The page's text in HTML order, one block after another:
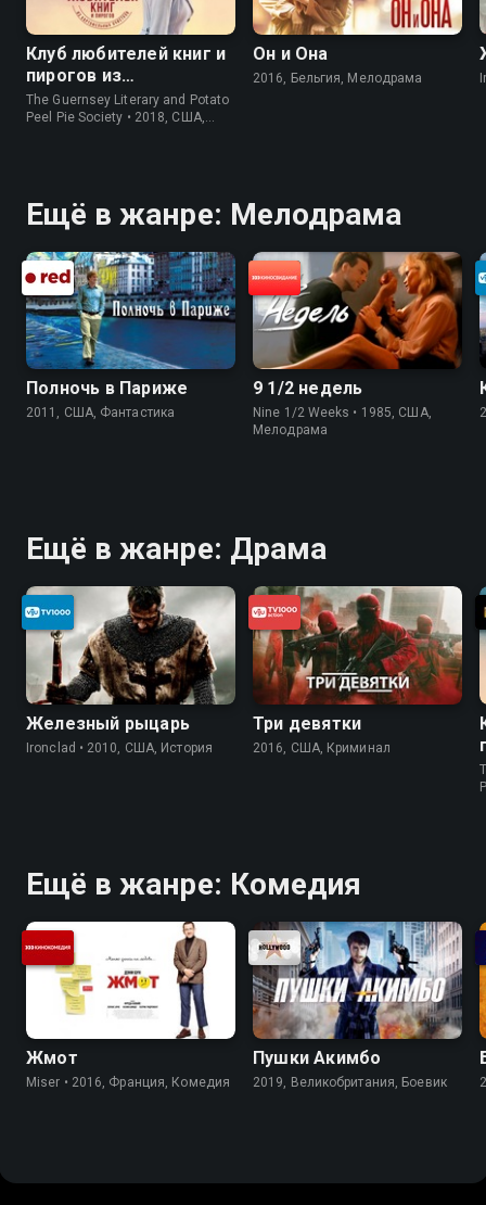
Клуб любителей книг и
пирогов из
картофельных
очистков
The Guernsey Literary and Potato
Peel Pie Society • 2018, США,
Он и Она
2016, Бельгия, Мелодрама
Ещё в жанре: Мелодрама
Полночь в Париже
2011, США, Фантастика
9 1/2 недель
Nine 1/2 Weeks • 1985, США,
Мелодрама
Ещё в жанре: Драма
Железный рыцарь
Ironclad • 2010, США, История
Три девятки
2016, США, Криминал
Ещё в жанре: Комедия
Жмот
Miser • 2016, Франция, Комедия
Пушки Акимбо
2019, Великобритания, Боевик